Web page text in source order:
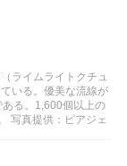
ライムライトクチュ
いる。優美な流線が
る。1,600個以上の
写真提供：ピアジェ